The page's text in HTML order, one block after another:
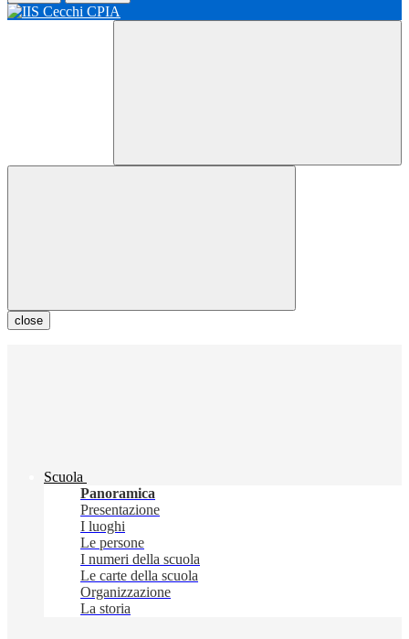
close
Scuola
Panoramica
Presentazione
I luoghi
Le persone
I numeri della scuola
Le carte della scuola
Organizzazione
La storia